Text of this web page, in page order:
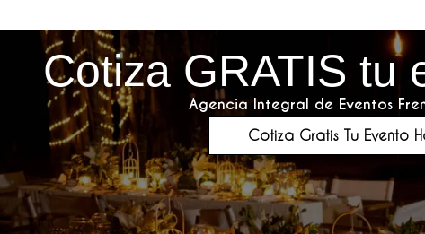
Cotiza GRATIS tu
Agencia Integral de Eventos
Cotiza Gratis Tu Evento